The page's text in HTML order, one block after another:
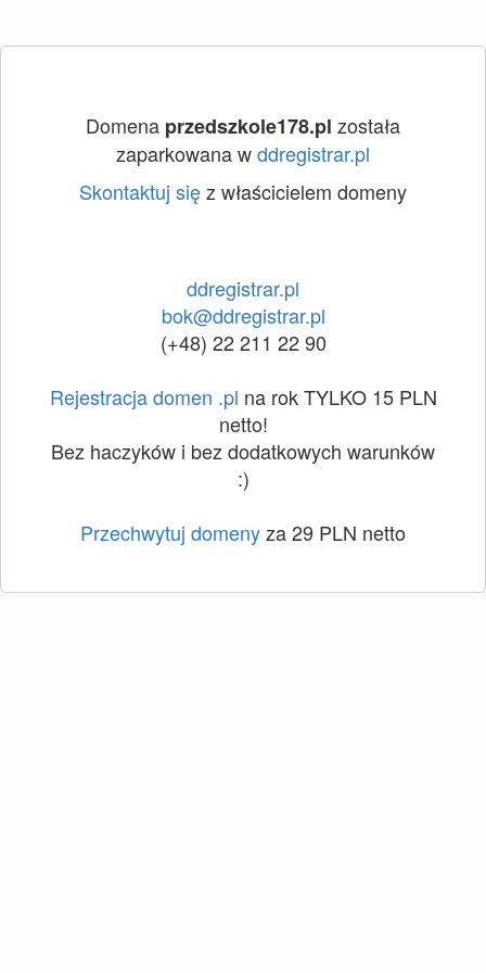
Domena przedszkole178.pl została
zaparkowana wddregistrar.pl
Skontaktuj sięz właścicielem domeny
ddregistrar.pl
bok@ddregistrar.pl
(+48) 22 211 22 90
Rejestracja domen .pl na rok TYLKO 15 PLN
netto!
Bez haczyków i bez dodatkowych warunków
:)
Przechwytuj domenyza 29 PLN netto